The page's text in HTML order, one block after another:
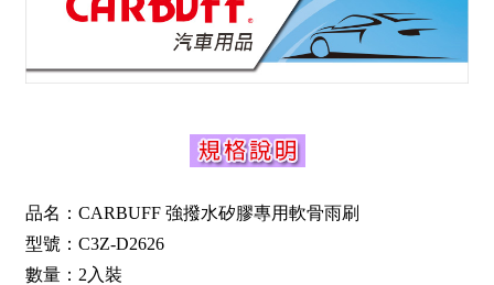
品名：CARBUFF 強撥水矽膠專用軟骨雨刷
型號：C3Z-D2626
數量：2入裝